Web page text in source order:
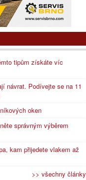
tipům získáte víc
návrat. Podívejte se na 11
oken
správným výběrem
kam přijedete vlakem až
>> všechny články